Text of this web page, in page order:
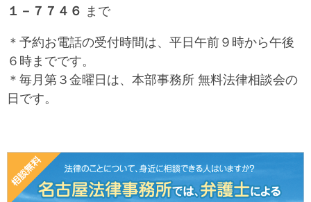
１－７７４６ まで
＊予約お電話の受付時間は、平日午前９時から午後
６時までです。
＊毎月第３金曜日は、本部事務所 無料法律相談会の
日です。